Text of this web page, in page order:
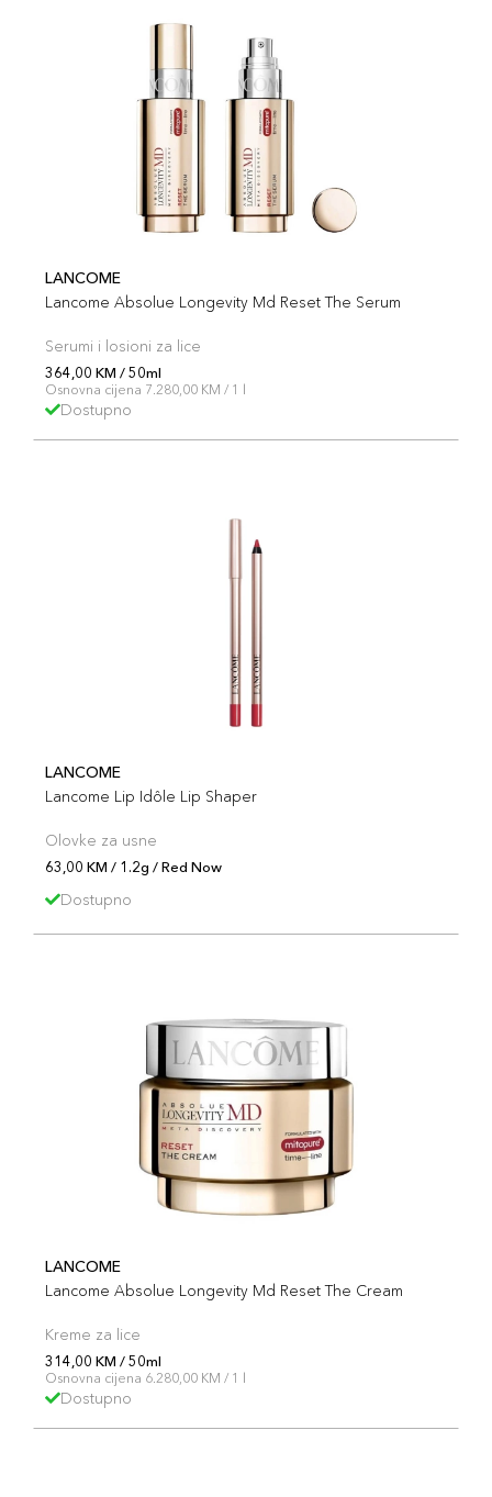
LANCOME
Lancome Absolue Longevity Md Reset The Serum
Serumi i losioni za lice
364,00 KM / 50ml
Osnovna cijena 7.280,00 KM / 1 l
Dostupno
LANCOME
Lancome Lip Idôle Lip Shaper
Olovke za usne
63,00 KM / 1.2g / Red Now
Dostupno
LANCOME
Lancome Absolue Longevity Md Reset The Cream
Kreme za lice
314,00 KM / 50ml
Osnovna cijena 6.280,00 KM / 1 l
Dostupno